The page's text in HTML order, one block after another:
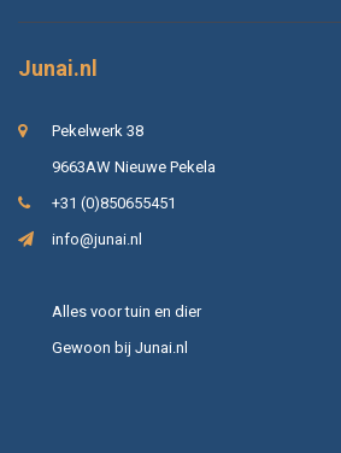
Junai.nl
Pekelwerk 38
9663AW Nieuwe Pekela
+31 (0)850655451
info@junai.nl
Alles voor tuin en dier
Gewoon bij Junai.nl